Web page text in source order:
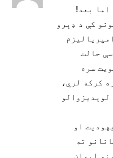
اما بعد!
کې د ډېرو
حالت
سره
کرکه لري،
او
ته
ايمان